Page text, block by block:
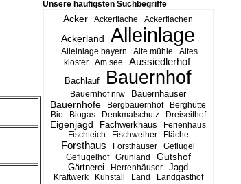
Unsere häufigsten Suchbegriffe
Acker Ackerfläche Ackerflächen
Ackerland Alleinlage
Alleinlage bayern Alte mühle
Altes
kloster
Am see Aussiedlerhof
Bachlauf Bauernhof
Bauernhof nrw Bauernhäuser
Bauernhöfe Bergbauernhof
Berghütte
Bio
Biogas Denkmalschutz Dreiseithof
Eigenjagd Fachwerkhaus
Ferienhaus
Fischteich
Fischweiher Fläche
Forsthaus Forsthäuser
Geflügel
Geflügelhof
Grünland
Gutshof
Gärtnerei
Herrenhäuser Jagd
Kraftwerk Kuhstall Land Landgasthof